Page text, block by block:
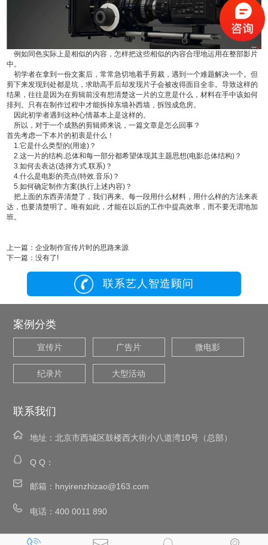
例如同色实际上是相似的内容，怎样把这些相似的内容合理地运用在整部影片
中。
初学者在拿到一份文案后，常常急切地着手剪裁，遇到一个难题解决一个。但
剪下来发现到处都是坑，求助高手后却发现片子会被改得面目全非。导致这样的
结果，往往是因为在剪辑前没有想清楚这一片的立意是什么，材料在手中该如何
排列。只有在制作过程中才能拆掉东墙补西墙，拆毁成危房。
因此初学者遇到这种心情基本上是这样的。
所以，对于一个成熟的剪辑师来说，一篇文章是怎么回事？
首先考虑一下本片的初衷是什么！
1.它是什么类型的(用途)？
2.这一片的结构.总体和每一部分都希望体现其主题思想(电影总体结构)？
3.如何去表达(选择方式.联系)？
4.什么是电影的亮点(特效.音乐)？
5.如何确定制作方案(执行上述内容)？
把上面的东西弄清楚了，我们再来。每一段用什么材料，用什么样的方法来表
达，也要清楚明了。唯有如此，才能在以后的工作中提高效率，而不要无谓地加
班。
上一篇：企业制作宣传片时的思路来源
下一篇：没有了!
联系艺人智造顾问
案例分类
宣传片 广告片 微电影
纪录片 大型活动
联系我们
地址： 北京市西城区鼓楼西大街小八道湾10号（总部）
Q Q：
邮箱： hnyirenzhizao@163.com
电话： 400 0011 890